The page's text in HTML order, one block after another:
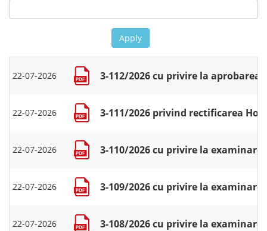
Apply
22-07-2026 3-112/2026 cu privire la
22-07-2026 3-111/2026 privind rectificarea
22-07-2026 3-110/2026 cu privire la
22-07-2026 3-109/2026 cu privire la
22-07-2026 3-108/2026 cu privire la